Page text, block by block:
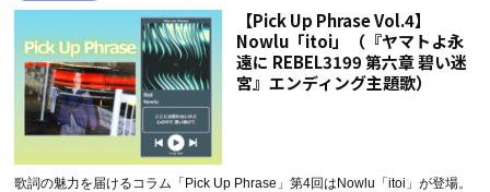
【Pick Up Phrase Vol.4】
Nowlu「itoi」（『ヤマトよ永
遠に REBEL3199 第六章 碧い迷
宮』エンディング主題歌）
歌詞の魅力を届けるコラム「Pick Up Phrase」第4回はNowlu「itoi」が登場。